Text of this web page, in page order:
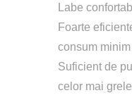
Labe
Foarte
consum
Suficient de
celor mai